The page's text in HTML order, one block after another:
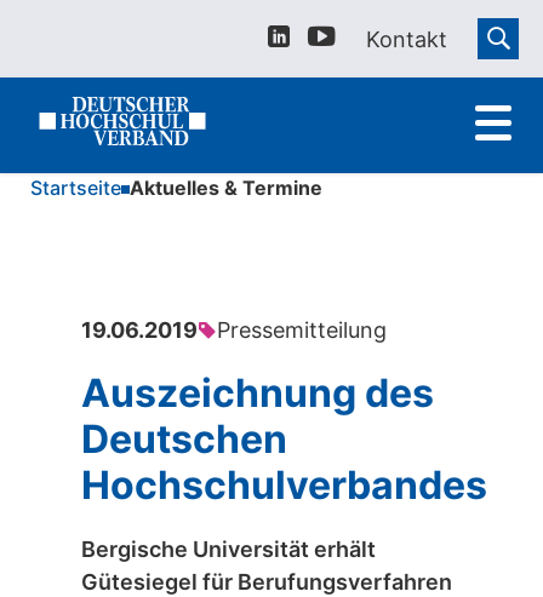
Kontakt
Startseite Aktuelles & Termine
19.06.2019 Pressemitteilung
Auszeichnung des
Deutschen
Hochschulverbandes
Bergische Universität erhält
Gütesiegel für Berufungsverfahren